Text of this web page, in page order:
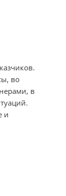
во
в
и